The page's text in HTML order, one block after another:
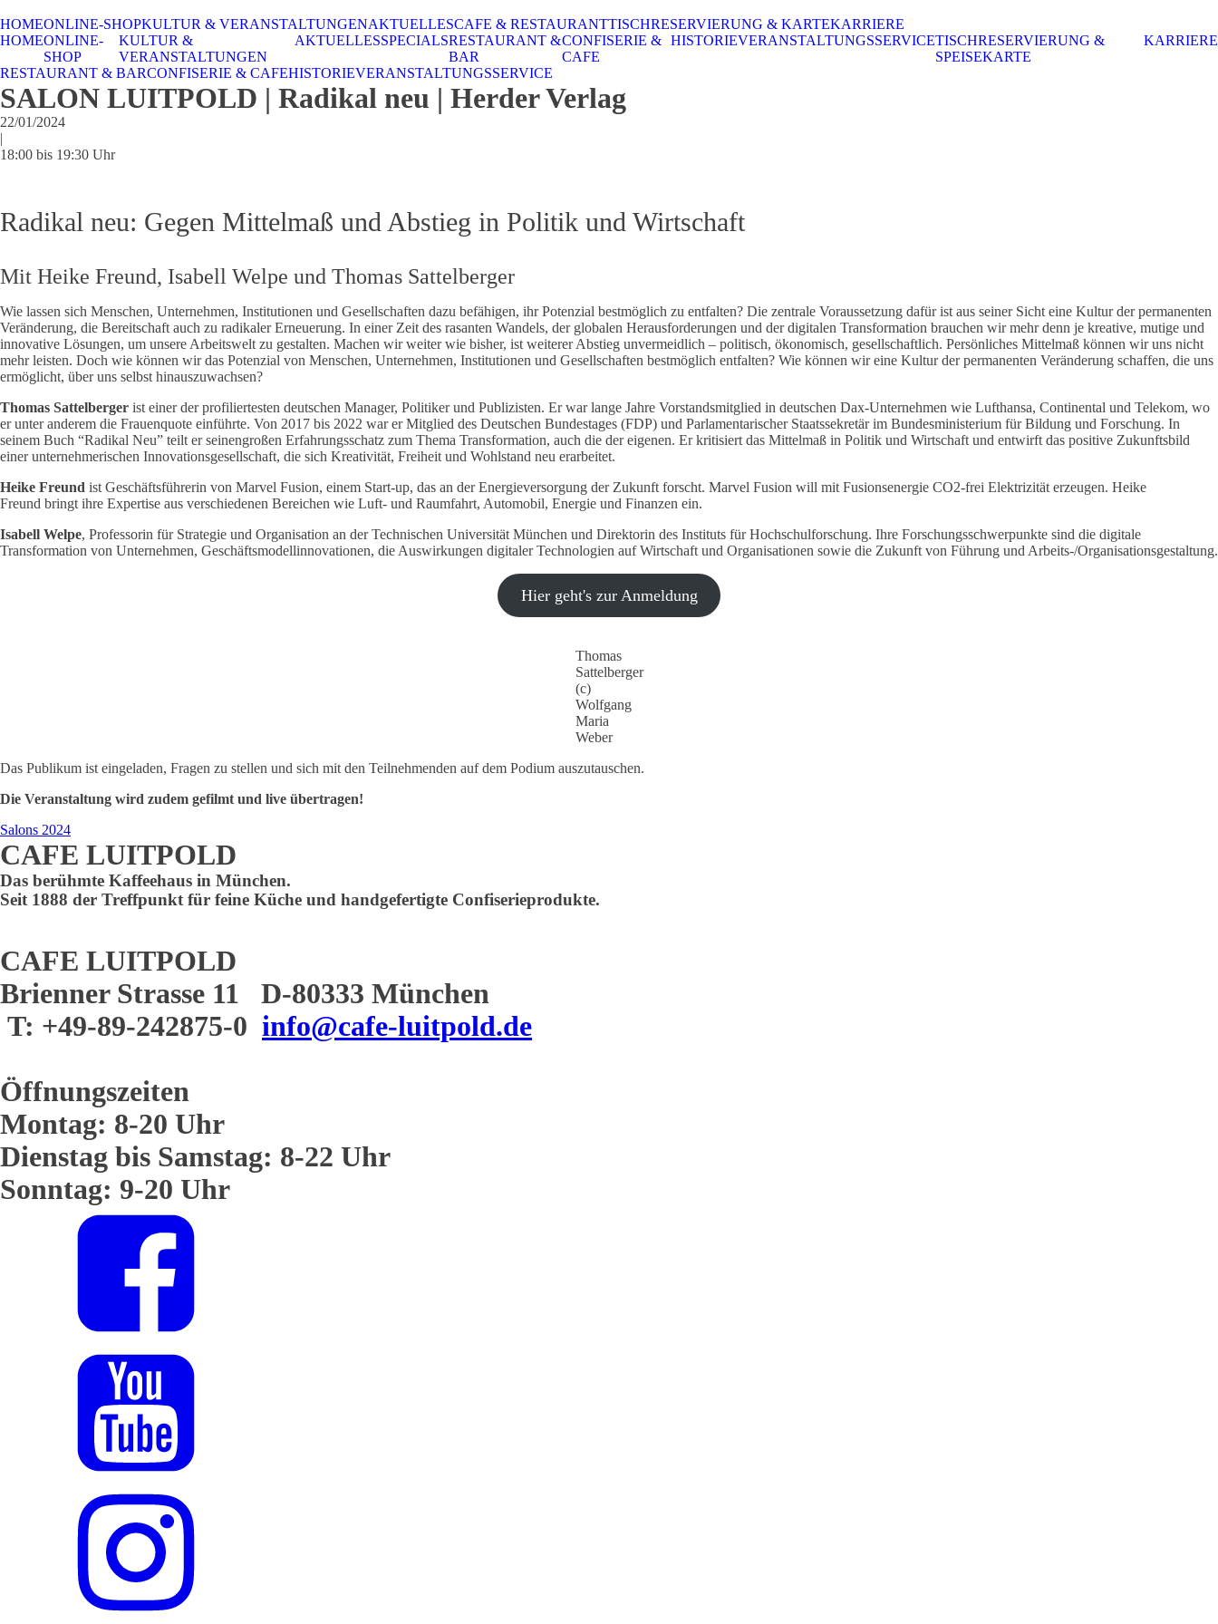
HOMEONLINE-SHOPKULTUR & VERANSTALTUNGENAKTUELLESCAFE & RESTAURANTTISCHRESERVIERUNG & KARTEKARRIERE
HOMEONLINE-
SHOP
KULTUR &
VERANSTALTUNGEN
AKTUELLESSPECIALSRESTAURANT &
BAR
CONFISERIE &
CAFE
HISTORIEVERANSTALTUNGSSERVICETISCHRESERVIERUNG &
SPEISEKARTE
KARRIERE
RESTAURANT & BARCONFISERIE & CAFEHISTORIEVERANSTALTUNGSSERVICE
SALON LUITPOLD | Radikal neu | Herder Verlag
22/01/2024
|
18:00 bis 19:30 Uhr
Radikal neu: Gegen Mittelmaß und Abstieg in Politik und Wirtschaft
Mit Heike Freund, Isabell Welpe und Thomas Sattelberger
Wie lassen sich Menschen, Unternehmen, Institutionen und Gesellschaften dazu befähigen, ihr Potenzial bestmöglich zu entfalten? Die zentrale Voraussetzung dafür ist aus seiner Sicht eine Kultur der permanenten
Veränderung, die Bereitschaft auch zu radikaler Erneuerung. In einer Zeit des rasanten Wandels, der globalen Herausforderungen und der digitalen Transformation brauchen wir mehr denn je kreative, mutige und
innovative Lösungen, um unsere Arbeitswelt zu gestalten. Machen wir weiter wie bisher, ist weiterer Abstieg unvermeidlich – politisch, ökonomisch, gesellschaftlich. Persönliches Mittelmaß können wir uns nicht
mehr leisten. Doch wie können wir das Potenzial von Menschen, Unternehmen, Institutionen und Gesellschaften bestmöglich entfalten? Wie können wir eine Kultur der permanenten Veränderung schaffen, die uns
ermöglicht, über uns selbst hinauszuwachsen?
Thomas Sattelberger ist einer der profiliertesten deutschen Manager, Politiker und Publizisten. Er war lange Jahre Vorstandsmitglied in deutschen Dax-Unternehmen wie Lufthansa, Continental und Telekom, wo
er unter anderem die Frauenquote einführte. Von 2017 bis 2022 war er Mitglied des Deutschen Bundestages (FDP) und Parlamentarischer Staatssekretär im Bundesministerium für Bildung und Forschung. In
seinem Buch “Radikal Neu” teilt er seinengroßen Erfahrungsschatz zum Thema Transformation, auch die der eigenen. Er kritisiert das Mittelmaß in Politik und Wirtschaft und entwirft das positive Zukunftsbild
einer unternehmerischen Innovationsgesellschaft, die sich Kreativität, Freiheit und Wohlstand neu erarbeitet.
Heike Freund ist Geschäftsführerin von Marvel Fusion, einem Start-up, das an der Energieversorgung der Zukunft forscht. Marvel Fusion will mit Fusionsenergie CO2-frei Elektrizität erzeugen. Heike
Freund bringt ihre Expertise aus verschiedenen Bereichen wie Luft- und Raumfahrt, Automobil, Energie und Finanzen ein.
Isabell Welpe, Professorin für Strategie und Organisation an der Technischen Universität München und Direktorin des Instituts für Hochschulforschung. Ihre Forschungsschwerpunkte sind die digitale
Transformation von Unternehmen, Geschäftsmodellinnovationen, die Auswirkungen digitaler Technologien auf Wirtschaft und Organisationen sowie die Zukunft von Führung und Arbeits-/Organisationsgestaltung.
Hier geht's zur Anmeldung
Thomas
Sattelberger
(c)
Wolfgang
Maria
Weber
Das Publikum ist eingeladen, Fragen zu stellen und sich mit den Teilnehmenden auf dem Podium auszutauschen.
Die Veranstaltung wird zudem gefilmt und live übertragen!
Salons 2024
CAFE LUITPOLD
Das berühmte Kaffeehaus in München.
Seit 1888 der Treffpunkt für feine Küche und handgefertigte Confiserieprodukte.
CAFE LUITPOLD
Brienner Strasse 11 D-80333 München
T: +49-89-242875-0 info@cafe-luitpold.de
Öffnungszeiten
Montag: 8-20 Uhr
Dienstag bis Samstag: 8-22 Uhr
Sonntag: 9-20 Uhr